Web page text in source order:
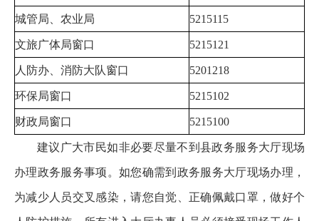
城管局、农业局 5215115
文旅广体局窗口 5215121
人防办、消防大队窗口 5201218
环保局窗口 5215102
财政局窗口 5215100
建议广大市民如非必要尽量不到县政务服务大厅现场
办理政务服务事项。如您确需到政务服务大厅现场办理，
为减少人员交叉感染，请您自觉、正确佩戴口罩，做好个